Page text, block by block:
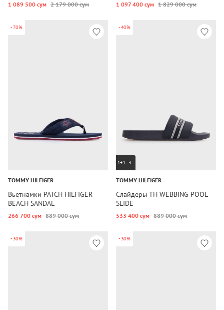
1 089 500 сум 2 179 000 сум 1 097 400 сум 1 829 000 сум
-70%
TOMMY HILFIGER
Вьетнамки PATCH HILFIGER
BEACH SANDAL
266 700 сум 889 000 сум
-40%
1+1=3
TOMMY HILFIGER
Слайдеры TH WEBBING POOL
SLIDE
533 400 сум 889 000 сум
-30% -30%